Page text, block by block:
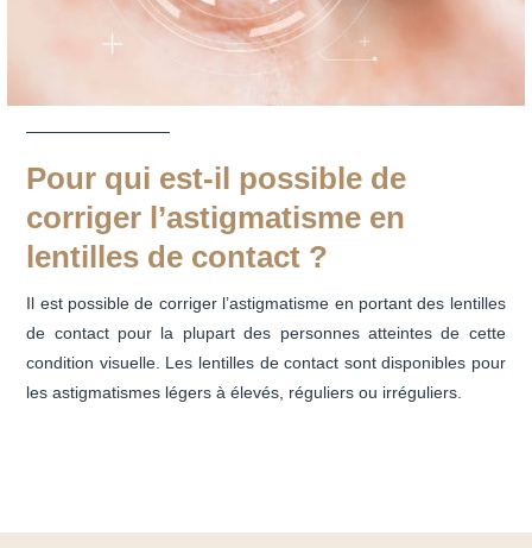
Pour qui est-il possible de
corriger l’astigmatisme en
lentilles de contact ?
Il est possible de corriger l’astigmatisme en portant des lentilles
de contact pour la plupart des personnes atteintes de cette
condition visuelle. Les lentilles de contact sont disponibles pour
les astigmatismes légers à élevés, réguliers ou irréguliers.